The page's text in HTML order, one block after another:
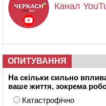
Канал
ОПИТУВАННЯ
На скільки сильно
ваше життя, зокрема
Катастрофічно